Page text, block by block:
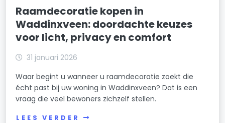
Raamdecoratie kopen in
Waddinxveen: doordachte keuzes
voor licht, privacy en comfort
31 januari 2026
Waar begint u wanneer u raamdecoratie zoekt die
écht past bij uw woning in Waddinxveen? Dat is een
vraag die veel bewoners zichzelf stellen.
LEES VERDER